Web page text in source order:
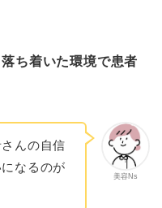
落ち着いた環境で患者
美容Ns
んの自信
なるのが